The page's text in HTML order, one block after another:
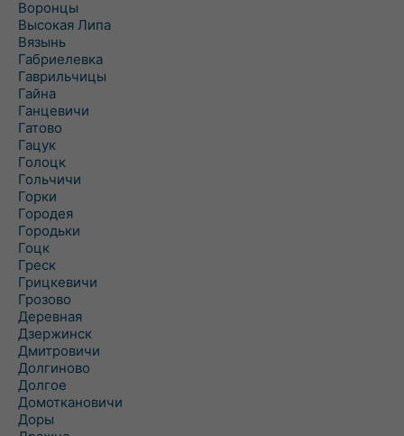
Воронцы
Высокая Липа
Вязынь
Габриелевка
Гаврильчицы
Гайна
Ганцевичи
Гатово
Гацук
Голоцк
Гольчичи
Горки
Городея
Городьки
Гоцк
Греск
Грицкевичи
Грозово
Деревная
Дзержинск
Дмитровичи
Долгиново
Долгое
Домоткановичи
Доры